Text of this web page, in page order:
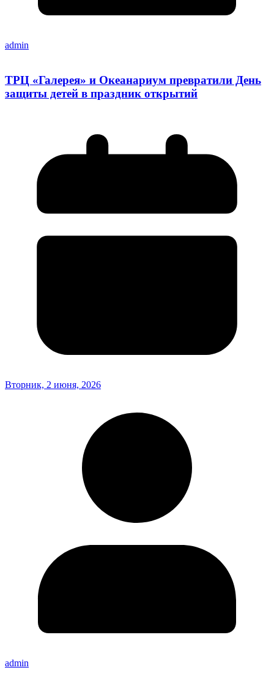
admin
ТРЦ «Галерея» и Океанариум превратили День
защиты детей в праздник открытий
Вторник, 2 июня, 2026
admin